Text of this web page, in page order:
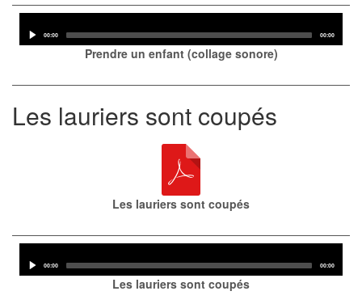
Player
Current
00:00
Total
00:00
Prendre un enfant (collage sonore)
Les lauriers sont coupés
Les lauriers sont coupés
Player
Current
00:00
Total
00:00
Les lauriers sont coupés